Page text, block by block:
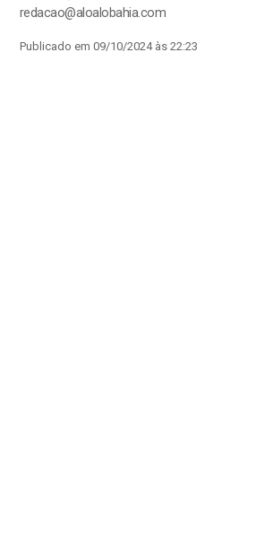
redacao@aloalobahia.com
Publicado em 09/10/2024 às 22:23